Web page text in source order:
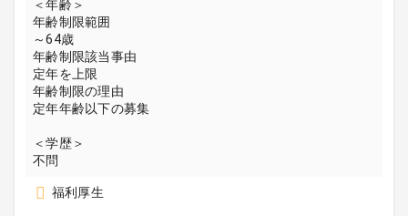
＜年齢＞
年齢制限範囲
～64歳
年齢制限該当事由
定年を上限
年齢制限の理由
定年年齢以下の募集
＜学歴＞
不問
福利厚生